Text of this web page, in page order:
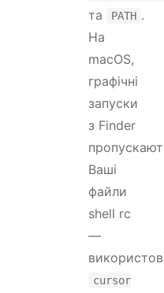
та PATH .
На
macOS,
графічні
запуски
з Finder
Ваші
файли
shell rc
—
cursor